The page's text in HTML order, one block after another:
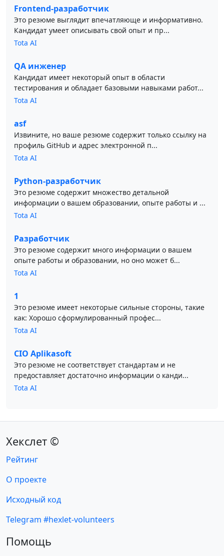
Frontend-разработчик
Это резюме выглядит впечатляюще и информативно.
Кандидат умеет описывать свой опыт и пр...
Tota AI
QA инженер
Кандидат имеет некоторый опыт в области
тестирования и обладает базовыми навыками работ...
Tota AI
asf
Извините, но ваше резюме содержит только ссылку на
профиль GitHub и адрес электронной п...
Tota AI
Python-разработчик
Это резюме содержит множество детальной
информации о вашем образовании, опыте работы и ...
Tota AI
Разработчик
Это резюме содержит много информации о вашем
опыте работы и образовании, но оно может б...
Tota AI
1
Это резюме имеет некоторые сильные стороны, такие
как: Хорошо сформулированный профес...
Tota AI
CIO Aplikasoft
Это резюме не соответствует стандартам и не
предоставляет достаточно информации о канди...
Tota AI
Хекслет ©
Рейтинг
О проекте
Исходный код
Telegram #hexlet-volunteers
Помощь